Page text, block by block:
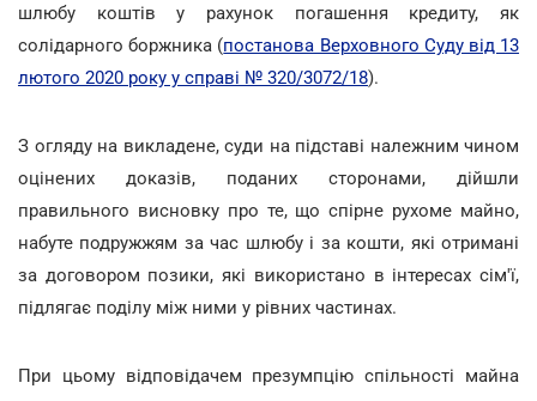
шлюбу коштів у рахунок погашення кредиту, як
солідарного боржника (постанова Верховного Суду від 13
лютого 2020 року у справі № 320/3072/18).
З огляду на викладене, суди на підставі належним чином
оцінених доказів, поданих сторонами, дійшли
правильного висновку про те, що спірне рухоме майно,
набуте подружжям за час шлюбу і за кошти, які отримані
за договором позики, які використано в інтересах сім'ї,
підлягає поділу між ними у рівних частинах.
При цьому відповідачем презумпцію спільності майна